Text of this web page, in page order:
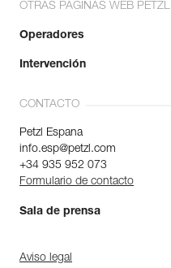
OTRAS PÁGINAS WEB PETZL
Operadores
Intervención
CONTACTO
Petzl Espana
info.esp@petzl.com
+34 935 952 073
Formulario de contacto
Sala de prensa
Aviso legal